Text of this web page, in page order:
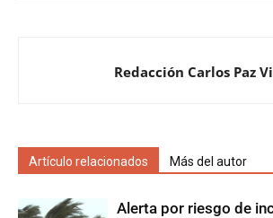
Redacción Carlos Paz
Artículo relacionados Más del autor
Alerta por riesgo de